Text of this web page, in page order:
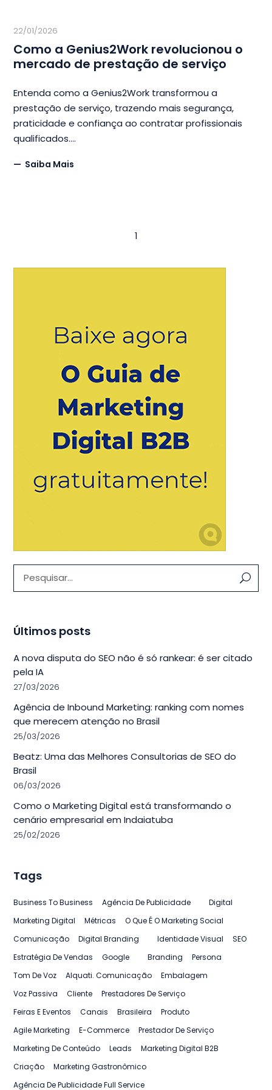
22/01/2026
Como a Genius2Work revolucionou o
mercado de prestação de serviço
Entenda como a Genius2Work transformou a
prestação de serviço, trazendo mais segurança,
praticidade e confiança ao contratar profissionais
qualificados.
Saiba Mais
1
Pesquisar:
Últimos posts
A nova disputa do SEO não é só rankear: é ser citado
pela IA
27/03/2026
Agência de Inbound Marketing: ranking com nomes
que merecem atenção no Brasil
25/03/2026
Beatz: Uma das Melhores Consultorias de SEO do
Brasil
06/03/2026
Como o Marketing Digital está transformando o
cenário empresarial em Indaiatuba
25/02/2026
Tags
Business To Business Agência De Publicidade
Digital
Marketing Digital
Métricas
O Que É O Marketing Social
Comunicação
Digital Branding Identidade Visual
SEO
Estratégia De Vendas
Google Branding
Persona
Tom De Voz
Alquati. Comunicação
Embalagem
Voz Passiva
Cliente
Prestadores De Serviço
Feiras E Eventos
Canais Brasileira
Produto
Agile Marketing
E-Commerce
Prestador De Serviço
Marketing De Conteúdo
Leads
Marketing Digital B2B
Criação
Marketing Gastronômico
Agência De Publicidade Full Service